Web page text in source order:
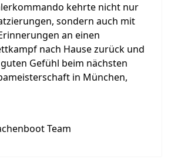
kehrte nicht nur
sondern auch mit
an einen
nach Hause zurück und
Gefühl beim nächsten
in München,
Team